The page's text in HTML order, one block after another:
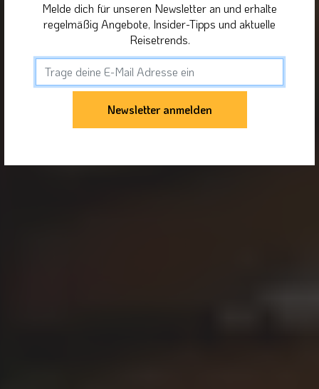
Melde dich für unseren Newsletter an und erhalte
regelmäßig Angebote, Insider-Tipps und aktuelle
Reisetrends.